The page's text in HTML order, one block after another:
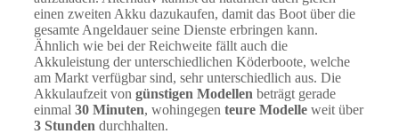
einen zweiten Akku dazukaufen, damit das Boot über die
gesamte Angeldauer seine Dienste erbringen kann.
Ähnlich wie bei der Reichweite fällt auch die
Akkuleistung der unterschiedlichen Köderboote, welche
am Markt verfügbar sind, sehr unterschiedlich aus. Die
Akkulaufzeit von günstigen Modellen beträgt gerade
einmal 30 Minuten, wohingegen teure Modelle weit über
3 Stunden durchhalten.